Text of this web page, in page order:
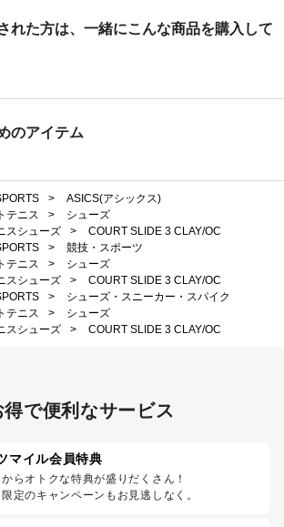
れた方は、一緒にこんな商品を購入して
のアイテム
>
ASICS(アシックス)
テニス >
シューズ
スシューズ >
COURT SLIDE 3 CLAY/OC
>
競技・スポーツ
テニス >
シューズ
スシューズ >
COURT SLIDE 3 CLAY/OC
>
シューズ・スニーカー・スパイク
テニス >
シューズ
スシューズ > COURT SLIDE 3 CLAY/OC
得で便利なサービス
マイル会員特典
らオトクな特典が盛りだくさん！
定のキャンペーンもお見逃しなく。